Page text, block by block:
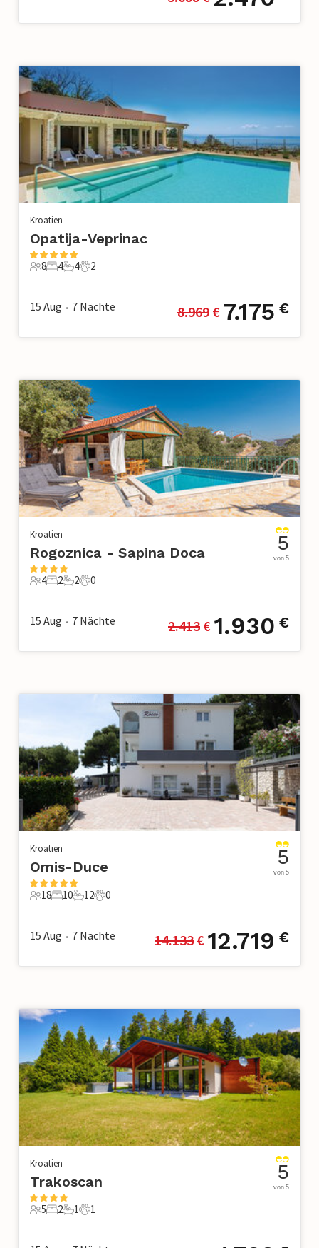
Kroatien
Opatija-Veprinac
8 Gäste
8
4 Schlafzimmer
4
4 Badezimmer
4
2 Haustiere
2
15 Aug • 7 Nächte 8.969 € 7.175 €
Kroatien
Rogoznica - Sapina Doca
4 Gäste
4
2 Schlafzimmer
2
2 Badezimmer
2
0 Haustiere
0
5
von 5
15 Aug • 7 Nächte 2.413 € 1.930 €
Kroatien
Omis-Duce
18 Gäste
18
10 Schlafzimmer
10
12 Badezimmer
12
0 Haustiere
0
5
von 5
15 Aug • 7 Nächte 14.133 € 12.719 €
Kroatien
Trakoscan
5 Gäste
5
2 Schlafzimmer
2
1 Badezimmer
1
1 Haustier
1
5
von 5